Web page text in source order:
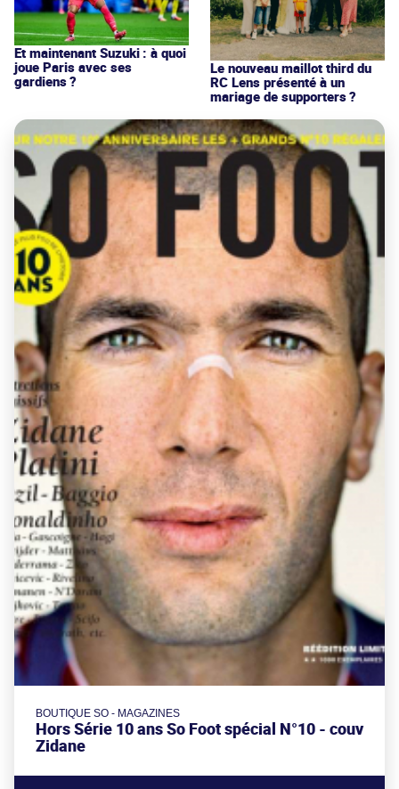
Et maintenant Suzuki : à quoi
joue Paris avec ses
gardiens ?
Le nouveau maillot third du
RC Lens présenté à un
mariage de supporters ?
BOUTIQUE SO - MAGAZINES
Hors Série 10 ans So Foot spécial N°10 - couv
Zidane